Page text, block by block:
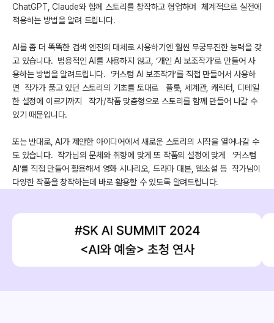
ChatGPT, Claude와 함께 스토리를 창작하고 협업하며 체계적으로 실전에
적용하는 방법을 알려 드립니다.
AI를 좀 더 똑똑한 검색 엔진의 대체로 사용하기엔 훨씬 무궁무진한 능력을 갖
고 있습니다. 범용적인 AI를 사용하지 않고, ‘개인 AI 보조작가’로 만들어 사
용하는 방법을 알려드립니다. ‘커스텀 AI 보조작가’를 직접 만들어서 사용하
면 작가가 품고 있던 스토리의 기초를 토대로 플롯, 세계관, 캐릭터, 디테일
한 설정에 이르기까지 작가/작품 맞춤형으로 스토리를 함께 만들어 나갈 수
있기 때문입니다.
또는 반대로, AI가 제안한 아이디어에서 새로운 스토리의 시작을 열어나갈 수
도 있습니다. 작가님의 문체와 취향에 맞게 또 작품의 설정에 맞게 ‘커스텀
AI’를 직접 만들어 활용해서 영화 시나리오, 드라마 대본, 웹소설 등 작가님이
다양한 작품을 창작하는데 바로 활용할 수 있도록 알려드립니다.